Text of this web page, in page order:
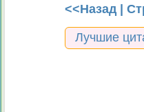
<<Назад |
Лучшие